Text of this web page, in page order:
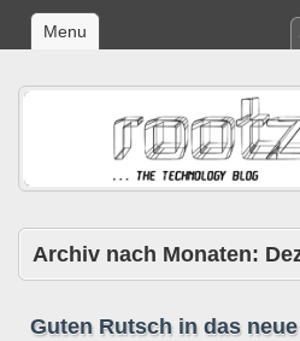
Menu
Archiv nach Monaten:
Guten Rutsch in das neue